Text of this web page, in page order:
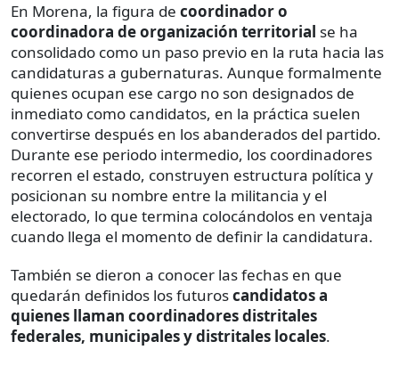
En Morena, la figura de coordinador o
coordinadora de organización territorial se ha
consolidado como un paso previo en la ruta hacia las
candidaturas a gubernaturas. Aunque formalmente
quienes ocupan ese cargo no son designados de
inmediato como candidatos, en la práctica suelen
convertirse después en los abanderados del partido.
Durante ese periodo intermedio, los coordinadores
recorren el estado, construyen estructura política y
posicionan su nombre entre la militancia y el
electorado, lo que termina colocándolos en ventaja
cuando llega el momento de definir la candidatura.
También se dieron a conocer las fechas en que
quedarán definidos los futuroscandidatos a
quienes llaman coordinadores distritales
federales, municipales y distritales locales.